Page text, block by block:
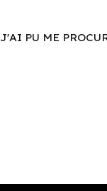
J'AI PU ME